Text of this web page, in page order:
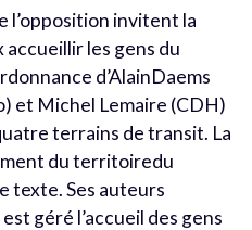
l’opposition invitent la
accueillir les gens du
d’AlainDaems
et Michel Lemaire (CDH)
terrains de transit. La
du territoiredu
texte. Ses auteurs
géré l’accueil des gens